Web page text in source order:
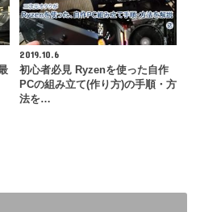
2019.10.6
初心者必見 Ryzenを使った自作
PCの組み立て(作り方)の手順・方
法を…